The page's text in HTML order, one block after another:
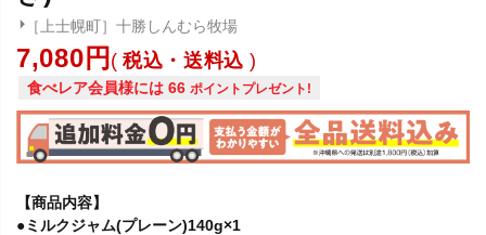
［上士幌町］十勝しんむら牧場
7,080 税込・送料込
食べレア会員様には 66 ポイントプレゼント!
【商品内容】
●ミルクジャム(プレーン)140g×1